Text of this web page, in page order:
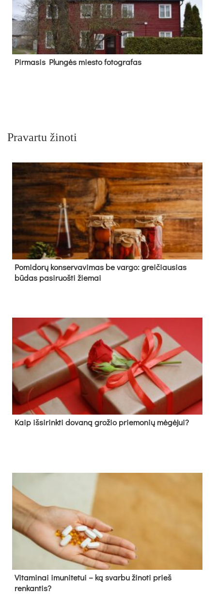
Pir­ma­sis Plun­gės mies­to fo­tog­ra­fas
Pravartu žinoti
Pomidorų konservavimas be vargo: greičiausias
būdas pasiruošti žiemai
Kaip išsirinkti dovaną grožio priemonių mėgėjui?
Vitaminai imunitetui – ką svarbu žinoti prieš
renkantis?